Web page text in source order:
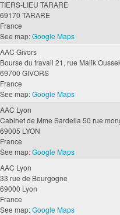
TIERS-LIEU TARARE
69170 TARARE
France
See map:Google Maps
AAC Givors
Bourse du travail 21, rue Malik
69700 GIVORS
France
See map:Google Maps
AAC Lyon
Cabinet de Mme Sardella 50 rue
69005 LYON
France
See map:Google Maps
AAC Lyon
33 rue de Bourgogne
69000 Lyon
France
See map:Google Maps